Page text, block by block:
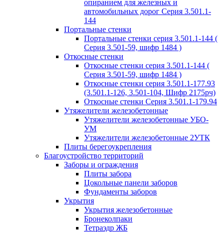
опиранием для железных и
автомобильных дорог Серия 3.501.1-
144
Портальные стенки
Портальные стенки серия 3.501.1-144 (
Серия 3.501-59, шифр 1484 )
Откосные стенки
Откосные стенки серия 3.501.1-144 (
Серия 3.501-59, шифр 1484 )
Откосные стенки серия 3.501.1-177.93
(3.501.1-126, 3.501-104, Шифр 2175рч)
Откосные стенки Серия 3.501.1-179.94
Утяжелители железобетонные
Утяжелители железобетонные УБО-
УМ
Утяжелители железобетонные 2УТК
Плиты берегоукрепления
Благоустройство территорий
Заборы и ограждения
Плиты забора
Цокольные панели заборов
Фундаменты заборов
Укрытия
Укрытия железобетонные
Бронеколпаки
Тетраэдр ЖБ